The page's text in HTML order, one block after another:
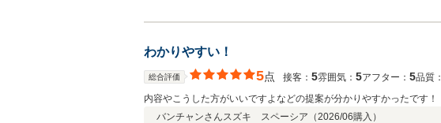
わかりやすい！
総合評価 5点 接客： 5雰囲気： 5アフター： 5品質：
内容やこうした方がいいですよなどの提案が分かりやすかったです！
バンチャンさんスズキ スペーシア（2026/06購入）